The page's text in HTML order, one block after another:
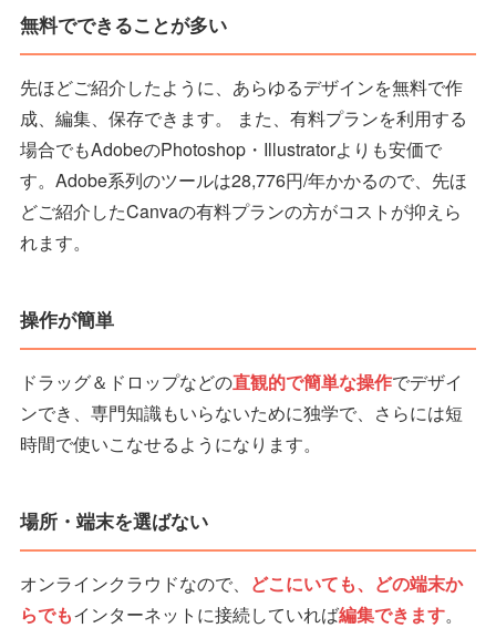
無料でできることが多い
先ほどご紹介したように、あらゆるデザインを無料で作
成、編集、保存できます。 また、有料プランを利用する
場合でもAdobeのPhotoshop・Illustratorよりも安価で
す。Adobe系列のツールは28,776円/年かかるので、先ほ
どご紹介したCanvaの有料プランの方がコストが抑えら
れます。
操作が簡単
ドラッグ＆ドロップなどの直観的で簡単な操作でデザイ
ンでき、専門知識もいらないために独学で、さらには短
時間で使いこなせるようになります。
場所・端末を選ばない
オンラインクラウドなので、 どこにいても、どの端末か
らでもインターネットに接続していれば編集できます。